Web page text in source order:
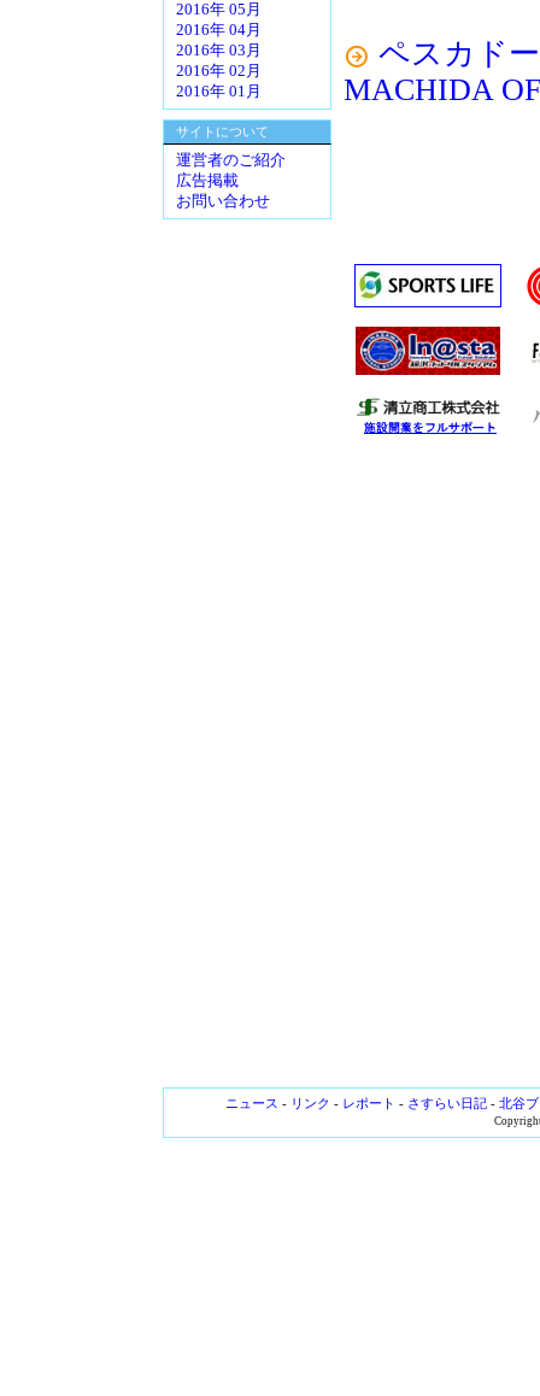
2016年 05月
2016年 04月
2016年 03月
2016年 02月
2016年 01月
サイトについて
運営者のご紹介
広告掲載
お問い合わせ
ペスカド
MACHIDA
ニュース - リンク - レポート - さすらい日記- 北谷